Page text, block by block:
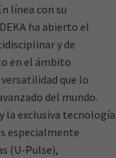
línea con su
ha abierto el
y de
en el ámbito
que lo
del mundo.
la exclusiva tecnología
especialmente
(U-Pulse),